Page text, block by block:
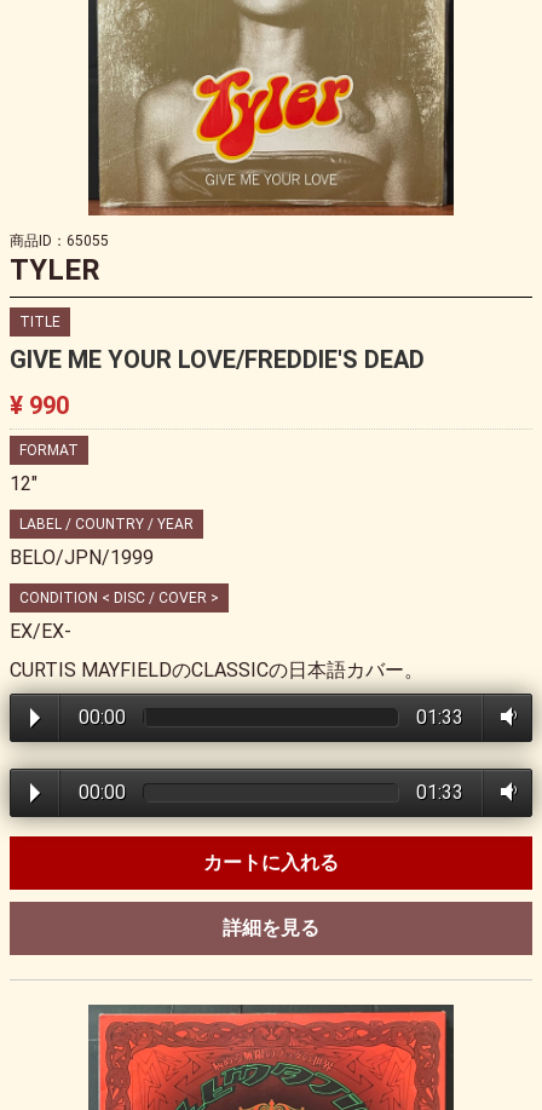
商品ID：65055
TYLER
TITLE
GIVE ME YOUR LOVE/FREDDIE'S DEAD
¥ 990
FORMAT
12"
LABEL / COUNTRY / YEAR
BELO/JPN/1999
CONDITION < DISC / COVER >
EX/EX-
CURTIS MAYFIELDのCLASSICの日本語カバー。
00:00 01:33
00:00 01:33
カートに入れる
詳細を見る